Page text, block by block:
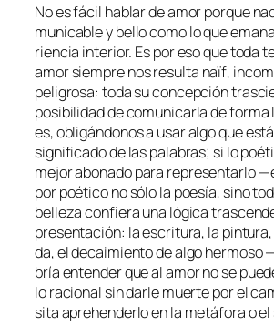
No es fá­cil ha­blar de amor por­que
mu­ni­ca­ble y be­llo co­mo lo que
rien­cia in­te­rior. Es por eso que to­da
amor siem­pre nos re­sul­ta naïf,
pe­li­gro­sa: to­da su con­cep­ción
po­si­bi­li­dad de co­mu­ni­car­la de
es, obli­gán­do­nos a usar al­go que
sig­ni­fi­ca­do de las pa­la­bras; si lo
me­jor abo­na­do pa­ra re­pre­sen­tar­lo
por poé­ti­co no só­lo la poe­sía, sino
be­lle­za con­fie­ra una ló­gi­ca
pre­sen­ta­ción: la es­cri­tu­ra, la
da, el de­cai­mien­to de al­go her­mo­so
bría en­ten­der que al amor no se
lo ra­cio­nal sin dar­le muer­te por el
si­ta aprehen­der­lo en la me­tá­fo­ra o